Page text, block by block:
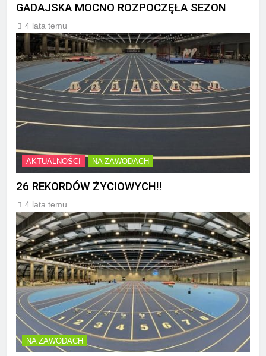
GADAJSKA MOCNO ROZPOCZĘŁA SEZON
4 lata temu
AKTUALNOŚCI NA ZAWODACH
26 REKORDÓW ŻYCIOWYCH!!
4 lata temu
NA ZAWODACH